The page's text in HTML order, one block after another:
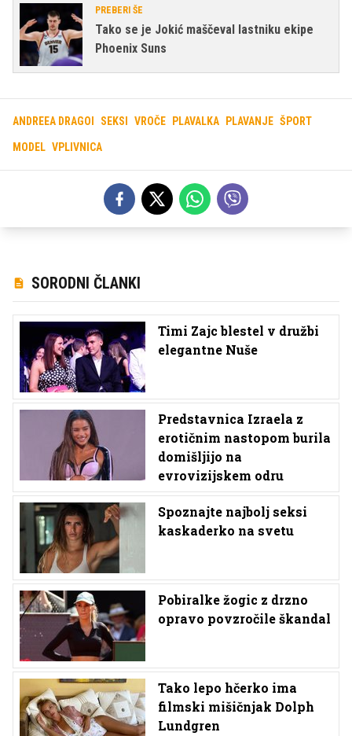
PREBERI ŠE
Tako se je Jokić maščeval lastniku ekipe
Phoenix Suns
ANDREEA DRAGOI SEKSI VROČE PLAVALKA PLAVANJE ŠPORT
MODEL VPLIVNICA
SORODNI ČLANKI
Timi Zajc blestel v družbi
elegantne Nuše
Predstavnica Izraela z
erotičnim nastopom burila
domišljijo na
evrovizijskem odru
Spoznajte najbolj seksi
kaskaderko na svetu
Pobiralke žogic z drzno
opravo povzročile škandal
Tako lepo hčerko ima
filmski mišičnjak Dolph
Lundgren